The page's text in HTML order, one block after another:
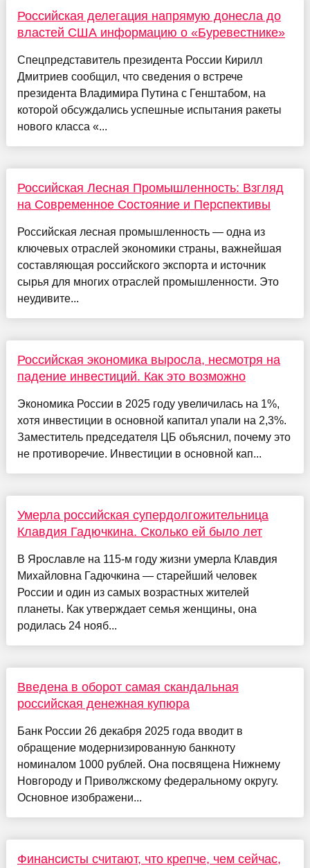
Российская делегация напрямую донесла до
властей США информацию о «Буревестнике»
Спецпредставитель президента России Кирилл
Дмитриев сообщил, что сведения о встрече
президента Владимира Путина с Генштабом, на
которой обсуждались успешные испытания ракеты
нового класса «...
Российская Лесная Промышленность: Взгляд
на Современное Состояние и Перспективы
Российская лесная промышленность — одна из
ключевых отраслей экономики страны, важнейшая
составляющая российского экспорта и источник
сырья для многих отраслей промышленности. Это
неудивите...
Российская экономика выросла, несмотря на
падение инвестиций. Как это возможно
Экономика России в 2025 году увеличилась на 1%,
хотя инвестиции в основной капитал упали на 2,3%.
Заместитель председателя ЦБ объяснил, почему это
не противоречие. Инвестиции в основной кап...
Умерла российская супердолгожительница
Клавдия Гадючкина. Сколько ей было лет
В Ярославле на 115-м году жизни умерла Клавдия
Михайловна Гадючкина — старейший человек
России и один из самых возрастных жителей
планеты. Как утверждает семья женщины, она
родилась 24 нояб...
Введена в оборот самая скандальная
российская денежная купюра
Банк России 26 декабря 2025 года вводит в
обращение модернизированную банкноту
номиналом 1000 рублей. Она посвящена Нижнему
Новгороду и Приволжскому федеральному округу.
Основное изображени...
Финансисты считают, что крепче, чем сейчас,